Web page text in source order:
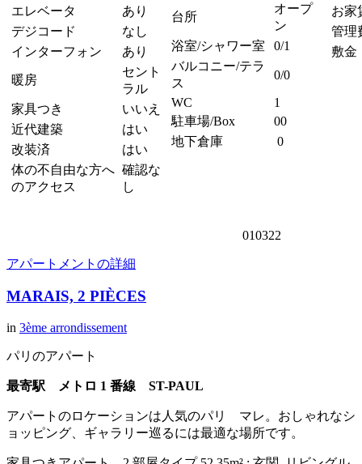
エレベータ
あり
デジコード
なし
インターフォン
あり
暖房
セント
ラル
家具つき
いいえ
近代建築
はい
改装済
はい
体の不自由な方へ
のアクセス
確認な
し
台所
オープ
ン
浴室/シャワー室
0/1
バルコニー/テラ
ス
0/0
WC
1
駐車場/Box
00
地下倉庫
0
お
管理
敷金
010322
アパートメントの詳細
MARAIS, 2 PIÈCES
in 3ème arrondissement
パリのアパート
最寄駅 メトロ 1 番線 ST-PAUL
アパートのロケーションは人気のパリ マレ。おしゃれなシ
ョッピング、ギャラリー巡るには最適な場所です。